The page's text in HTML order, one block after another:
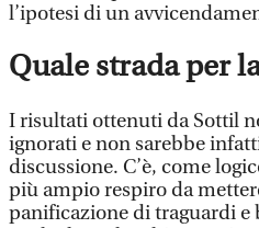
l’ipotesi di un
Quale strada per
I risultati ottenuti da Sottil
ignorati e non sarebbe
discussione. C’è, come
più ampio respiro da
panificazione di traguardi e